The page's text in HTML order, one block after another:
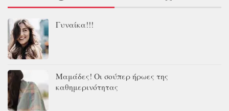
Γυναίκα!!!
Μαμάδες! Οι σούπερ ήρωες της
καθημερινότητας